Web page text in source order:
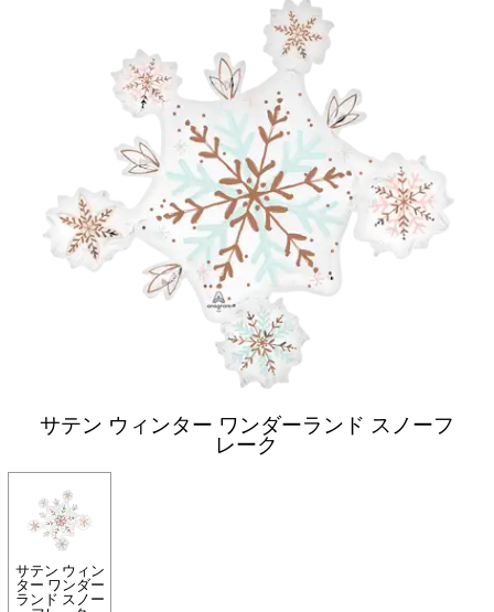
サテン ウィンター ワンダーランド スノーフ
レーク
サテン ウィン
ター ワンダー
ランド スノー